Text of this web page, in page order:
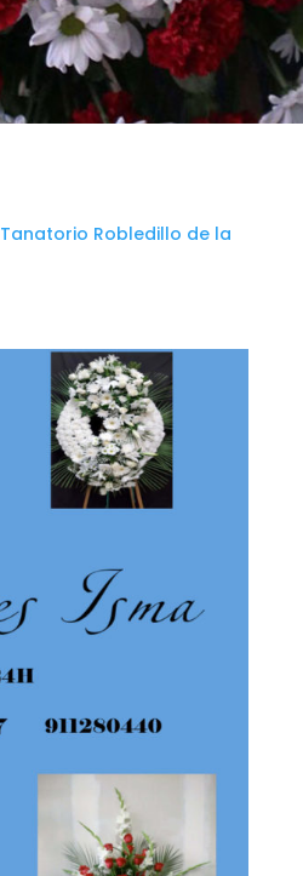
Tanatorio Robledillo de la